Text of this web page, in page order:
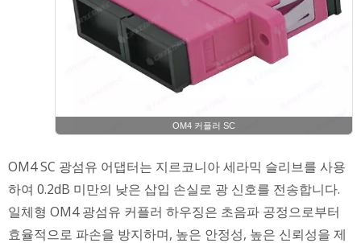
OM4 커플러 SC
OM4 SC 광섬유 어댑터는 지르코니아 세라믹 슬리브를 사용
하여 0.2dB 미만의 낮은 삽입 손실로 광 신호를 전송합니다.
일체형 OM4 광섬유 커플러 하우징은 초음파 공정으로부터
효율적으로 파손을 방지하며, 높은 안정성, 높은 신뢰성을 제